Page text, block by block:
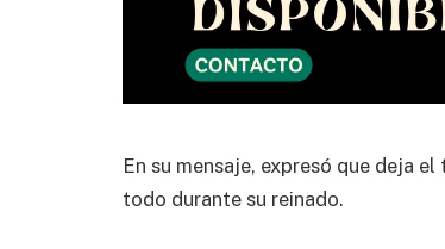
En su mensaje, expresó que deja
todo durante su reinado.